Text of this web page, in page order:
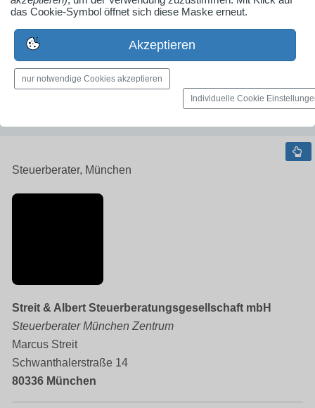
089/62816960
info@steuerberater-muenchen.de
www.steuerberater-muenchen.de
Firmenprofil ansehen
Steuerberater, München
Streit & Albert Steuerberatungsgesellschaft mbH
Steuerberater München Zentrum
Marcus Streit
Schwanthalerstraße 14
80336 München
das Cookie-Symbol öffnet sich diese Maske erneut.
Akzeptieren
nur notwendige Cookies akzeptieren
Individuelle Cookie